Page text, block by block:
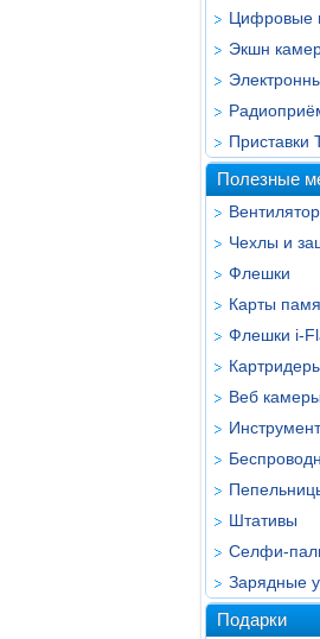
Цифровые
Экшн
Приставки
Полезные
Чехлы и
Флешки
Карты
Флешки i-
Веб камеры
Штативы
Селфи-
Зарядные
Подарки